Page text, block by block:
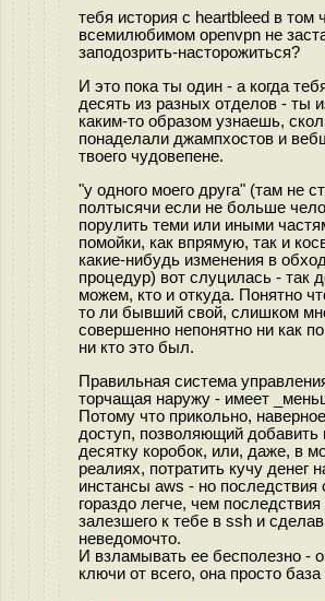
тебя история с heartbleed в том
всемилюбимом openvpn не
заподозрить-насторожиться?
И это пока ты один - а когда
десять из разных отделов - ты
каким-то образом узнаешь,
понаделали джампхостов и
твоего чудовепене.
"у одного моего друга" (там не
полтысячи если не больше
порулить теми или иными
помойки, как впрямую, так и
какие-нибудь изменения в
процедур) вот слуцилась - так
можем, кто и откуда. Понятно
то ли бывший свой, слишком
совершенно непонятно ни как
ни кто это был.
Правильная система
торчащая наружу - имеет
Потому что прикольно,
доступ, позволяющий добавить
десятку коробок, или, даже, в
реалиях, потратить кучу денег
инстансы aws - но последствия
гораздо легче, чем
залезшего к тебе в ssh и
неведомочто.
И взламывать ее бесполезно -
ключи от всего, она просто база